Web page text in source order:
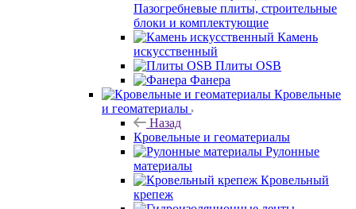
Пазогребневые плиты, строительные
блоки и комплектующие
Камень
искусственный
Плиты OSB
Фанера
Кровельные
и геоматериалы
Назад
Кровельные и геоматериалы
Рулонные
материалы
Кровельный
крепеж